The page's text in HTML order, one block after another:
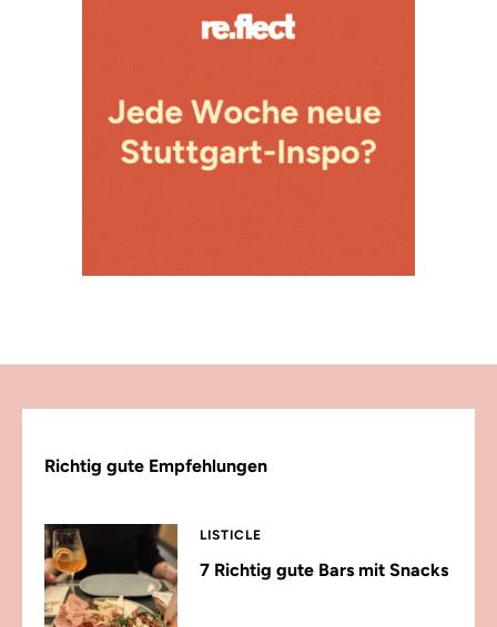
Richtig gute Empfehlungen
LISTICLE
7 Richtig gute Bars mit Snacks